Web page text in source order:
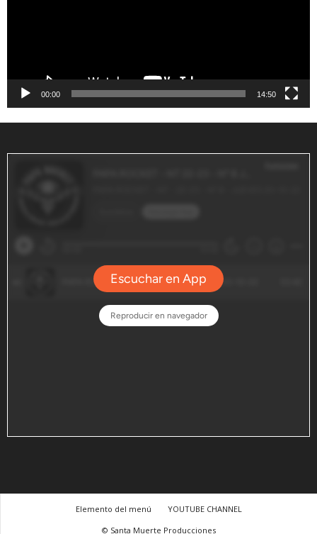
00:00 14:50
Elemento del menú
YOUTUBE CHANNEL
© Santa Muerte Producciones